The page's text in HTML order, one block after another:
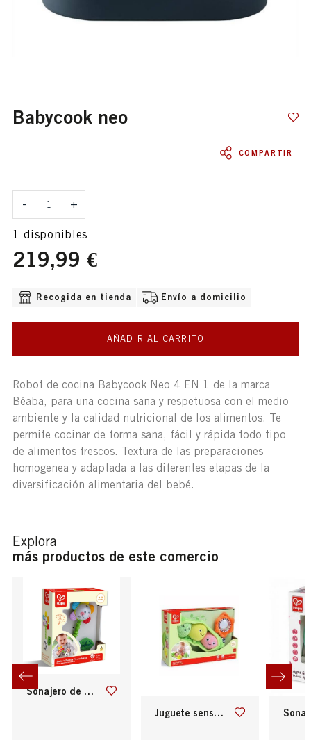
babycook neo
COMPARTIR
- +
1 disponibles
219,99 €
OPCIONES DE ENVÍO DISPONIBLE
Recogida en tienda Envío a domicilio
AÑADIR AL CARRITO
Robot de cocina Babycook Neo 4 EN 1 de la marca
Béaba, para una cocina sana y respetuosa con el medio
ambiente y la calidad nutricional de los alimentos. Te
permite cocinar de forma sana, fácil y rápida todo tipo
de alimentos frescos. Textura de las preparaciones
homogenea y adaptada a las diferentes etapas de la
diversificación alimentaria del bebé.
Explora
más productos de este comercio
sonajero de flor agita y brilla hape
juguete sensorial los amigos de pea pod sonajero de